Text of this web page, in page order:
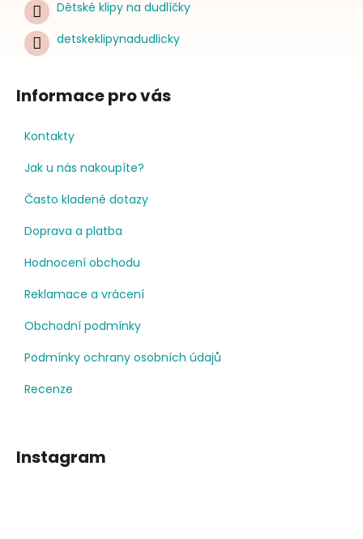
Dětské klipy na dudlíčky
detskeklipynadudlicky
Informace pro vás
Kontakty
Jak u nás nakoupíte?
Často kladené dotazy
Doprava a platba
Hodnocení obchodu
Reklamace a vrácení
Obchodní podmínky
Podmínky ochrany osobních údajů
Recenze
Instagram